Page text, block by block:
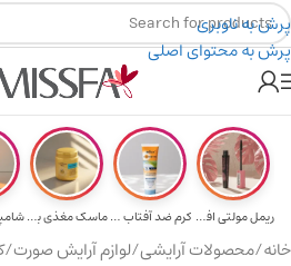
پرش به ناوبری
پرش به محتوای اصلی
هدیه برای خرید های بالای ۵ میلیون تومن
ریمل مولتی افکت... کرم ضد آفتاب حا... ماسک مغذی بلیتا...
خانه/محصولات آرایشی/لوازم آرایش صورت/